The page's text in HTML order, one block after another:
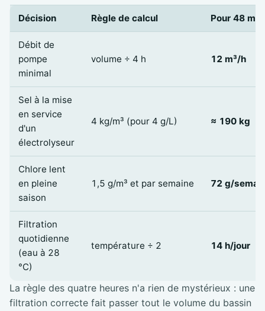
Décision Règle de calcul Pour 48 m³
Débit de
pompe
minimal
volume ÷ 4 h 12 m³/h
Sel à la mise
en service
d'un
électrolyseur
4 kg/m³ (pour 4 g/L) ≈ 190 kg
Chlore lent
en pleine
saison
1,5 g/m³ et par semaine 72 g/
Filtration
quotidienne
(eau à 28
°C)
température ÷ 2 14 h/jour
La règle des quatre heures n'a rien de mystérieux : une
filtration correcte fait passer tout le volume du bassin